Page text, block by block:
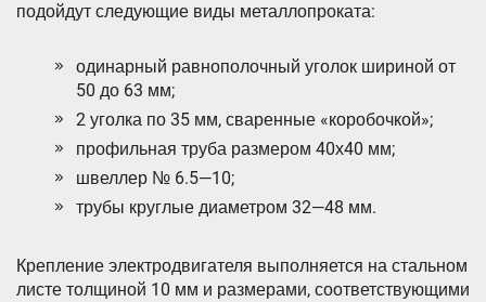
подойдут следующие виды металлопроката:
одинарный равнополочный уголок шириной от
50 до 63 мм;
2 уголка по 35 мм, сваренные «коробочкой»;
профильная труба размером 40х40 мм;
швеллер № 6.5—10;
трубы круглые диаметром 32—48 мм.
Крепление электродвигателя выполняется на стальном
листе толщиной 10 мм и размерами, соответствующими